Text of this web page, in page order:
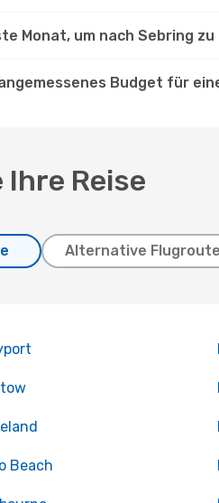
Monat, um nach Sebring zu
Budget für
Ihre Reise
Alternative
Beach